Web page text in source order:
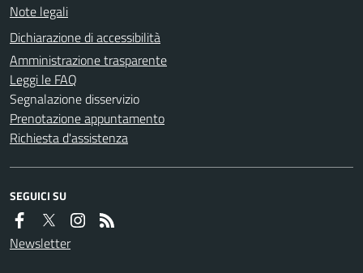
Note legali
Dichiarazione di accessibilità
Amministrazione trasparente
Leggi le FAQ
Segnalazione disservizio
Prenotazione appuntamento
Richiesta d'assistenza
SEGUICI SU
Newsletter